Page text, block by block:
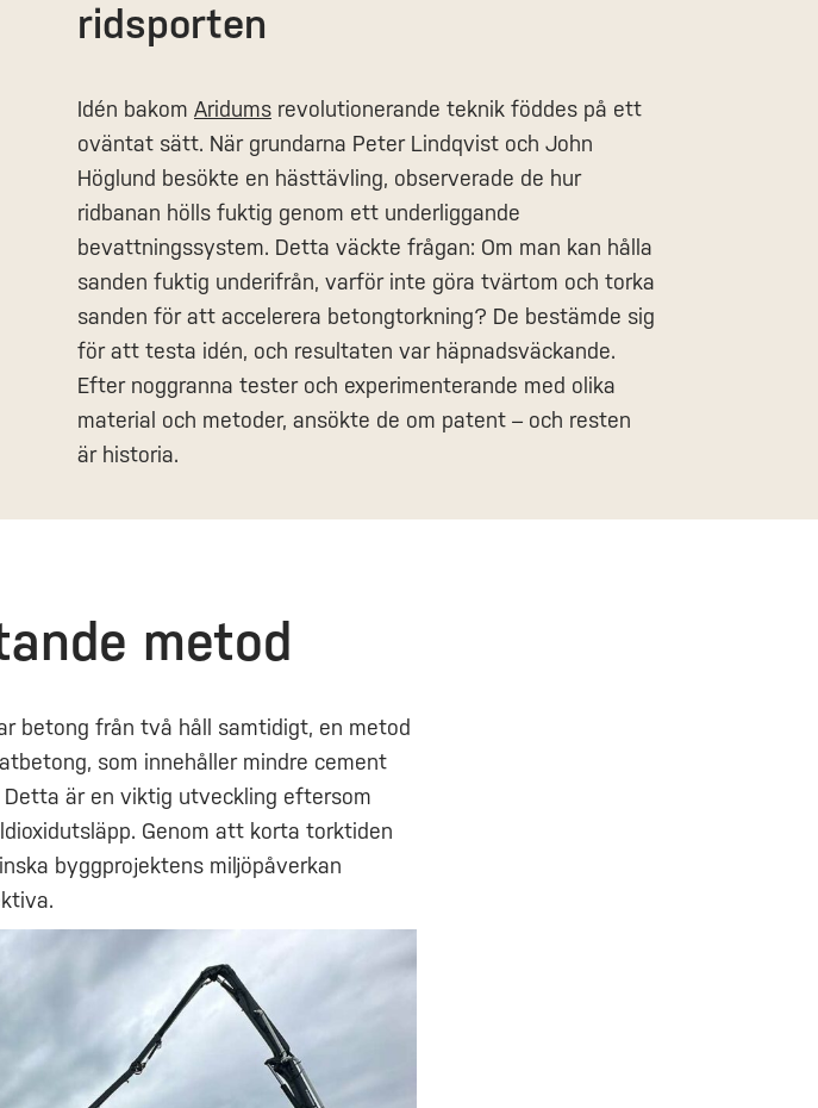
ridsporten
Idén bakom Aridums revolutionerande teknik föddes på ett
oväntat sätt. När grundarna Peter Lindqvist och John
Höglund besökte en hästtävling, observerade de hur
ridbanan hölls fuktig genom ett underliggande
bevattningssystem. Detta väckte frågan: Om man kan hålla
sanden fuktig underifrån, varför inte göra tvärtom och torka
sanden för att accelerera betongtorkning? De bestämde sig
för att testa idén, och resultaten var häpnadsväckande.
Efter noggranna tester och experimenterande med olika
material och metoder, ansökte de om patent – och resten
är historia.
metod
betong från två håll samtidigt, en metod
som innehåller mindre cement
Detta är en viktig utveckling eftersom
Genom att korta torktiden
byggprojektens miljöpåverkan